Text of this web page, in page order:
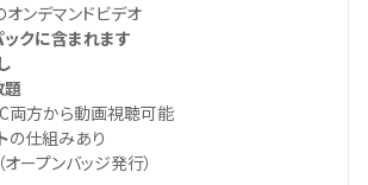
オンデマンドビデオ
ックに含まれます
題
両方から動画視聴可能
の仕組みあり
ープンバッジ発行）